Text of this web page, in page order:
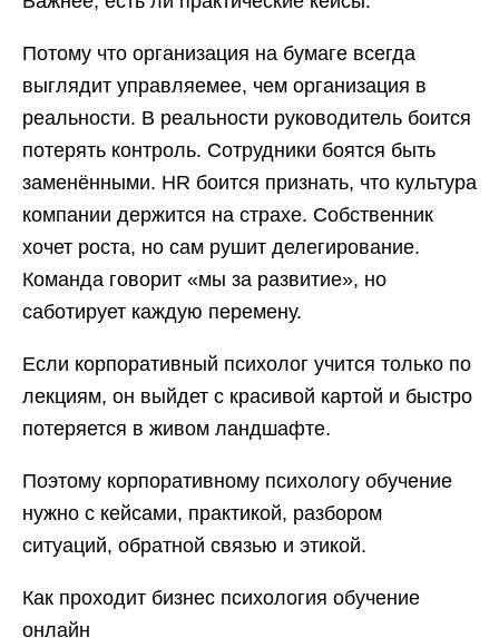
Потому что организация на бумаге всегда
выглядит управляемее, чем организация в
реальности. В реальности руководитель боится
потерять контроль. Сотрудники боятся быть
заменёнными. HR боится признать, что культура
компании держится на страхе. Собственник
хочет роста, но сам рушит делегирование.
Команда говорит «мы за развитие», но
саботирует каждую перемену.
Если корпоративный психолог учится только по
лекциям, он выйдет с красивой картой и быстро
потеряется в живом ландшафте.
Поэтому корпоративному психологу обучение
нужно с кейсами, практикой, разбором
ситуаций, обратной связью и этикой.
Как проходит бизнес психология обучение
онлайн